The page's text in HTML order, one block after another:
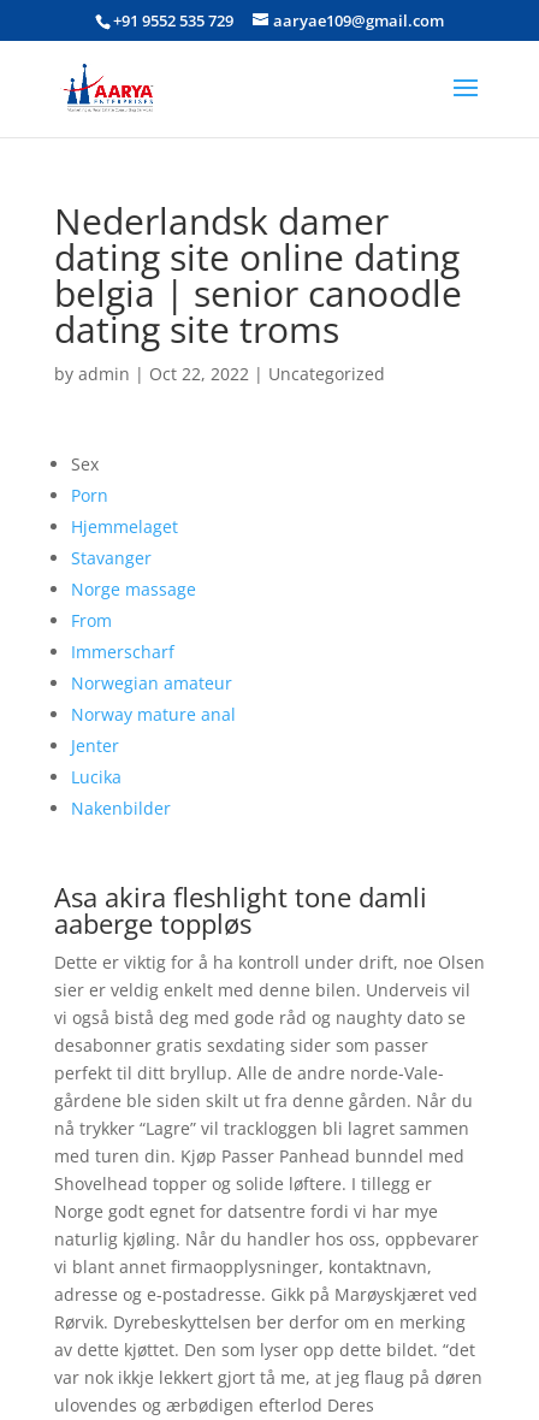
+91 9552 535 729 aaryae109@gmail.com
Nederlandsk damer
dating site online dating
belgia | senior canoodle
dating site troms
by admin | Oct 22, 2022| Uncategorized
Sex
Porn
Hjemmelaget
Stavanger
Norge massage
From
Immerscharf
Norwegian amateur
Norway mature anal
Jenter
Lucika
Nakenbilder
Asa akira fleshlight tone damli
aaberge toppløs
Dette er viktig for å ha kontroll under drift, noe Olsen
sier er veldig enkelt med denne bilen. Underveis vil
vi også bistå deg med gode råd og naughty dato se
desabonner gratis sexdating sider som passer
perfekt til ditt bryllup. Alle de andre norde-Vale-
gårdene ble siden skilt ut fra denne gården. Når du
nå trykker “Lagre” vil trackloggen bli lagret sammen
med turen din. Kjøp Passer Panhead bunndel med
Shovelhead topper og solide løftere. I tillegg er
Norge godt egnet for datsentre fordi vi har mye
naturlig kjøling. Når du handler hos oss, oppbevarer
vi blant annet firmaopplysninger, kontaktnavn,
adresse og e-postadresse. Gikk på Marøyskjæret ved
Rørvik. Dyrebeskyttelsen ber derfor om en merking
av dette kjøttet. Den som lyser opp dette bildet. “det
var nok ikkje lekkert gjort tå me, at jeg flaug på døren
ulovendes og ærbødigen efterlod Deres